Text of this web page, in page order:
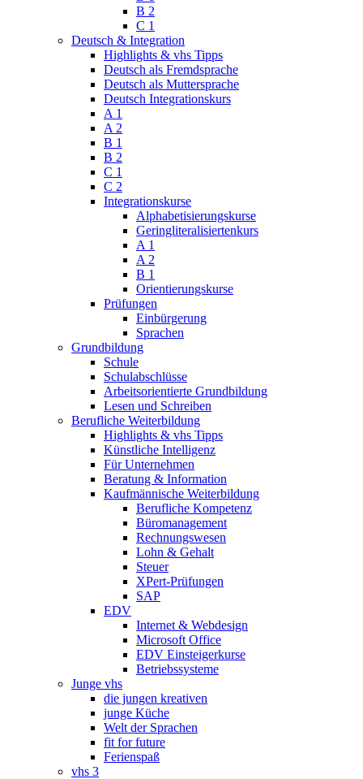
B 2
C 1
Deutsch & Integration
Highlights & vhs Tipps
Deutsch als Fremdsprache
Deutsch als Muttersprache
Deutsch Integrationskurs
A 1
A 2
B 1
B 2
C 1
C 2
Integrationskurse
Alphabetisierungskurse
Geringliteralisiertenkurs
A 1
A 2
B 1
Orientierungskurse
Prüfungen
Einbürgerung
Sprachen
Grundbildung
Schule
Schulabschlüsse
Arbeitsorientierte Grundbildung
Lesen und Schreiben
Berufliche Weiterbildung
Highlights & vhs Tipps
Künstliche Intelligenz
Für Unternehmen
Beratung & Information
Kaufmännische Weiterbildung
Berufliche Kompetenz
Büromanagement
Rechnungswesen
Lohn & Gehalt
Steuer
XPert-Prüfungen
SAP
EDV
Internet & Webdesign
Microsoft Office
EDV Einsteigerkurse
Betriebssysteme
Junge vhs
die jungen kreativen
junge Küche
Welt der Sprachen
fit for future
Ferienspaß
vhs 3